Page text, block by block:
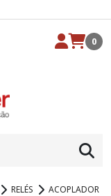
0
RELÉS ACOPLADOR